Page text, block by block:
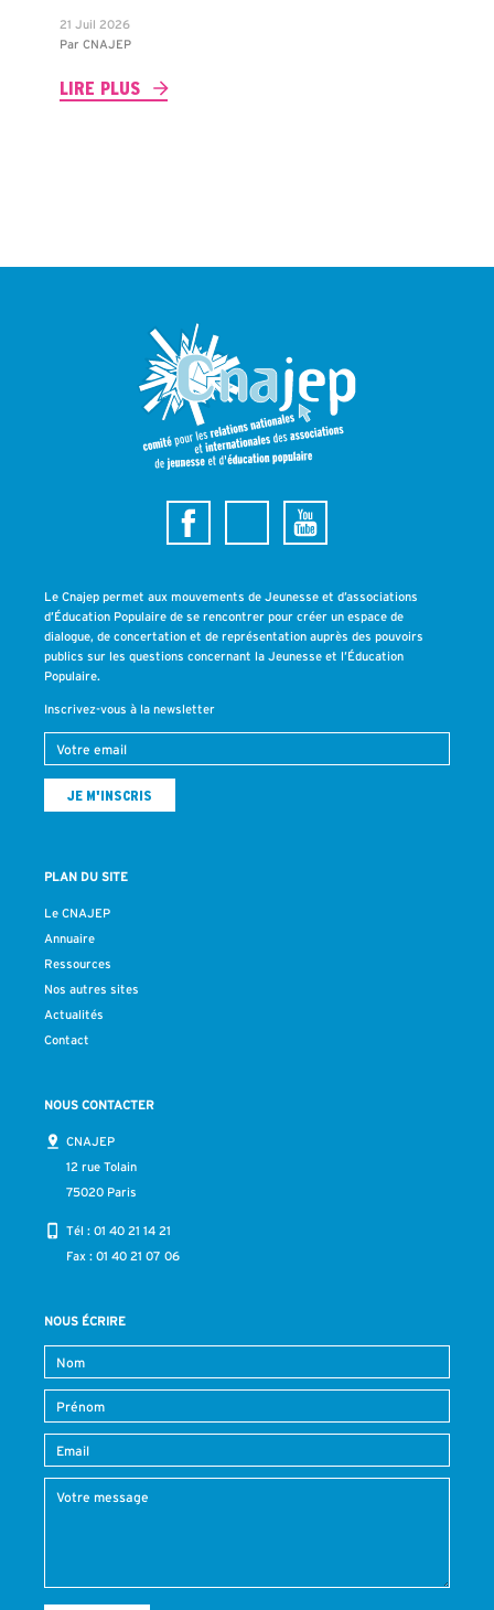
21 Juil 2026
Par CNAJEP
LIRE PLUS
Le Cnajep permet aux mouvements de Jeunesse et d’associations
d’Éducation Populaire de se rencontrer pour créer un espace de
dialogue, de concertation et de représentation auprès des pouvoirs
publics sur les questions concernant la Jeunesse et l’Éducation
Populaire.
Inscrivez-vous à la newsletter
PLAN DU SITE
Le CNAJEP
Annuaire
Ressources
Nos autres sites
Actualités
Contact
NOUS CONTACTER
CNAJEP
12 rue Tolain
75020 Paris
Tél : 01 40 21 14 21
Fax : 01 40 21 07 06
NOUS ÉCRIRE